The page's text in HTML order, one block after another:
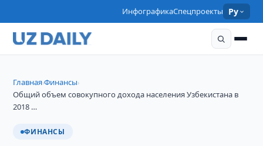
ИнфографикаСпецпроекты Ру
Главная›Финансы›
Общий объем совокупного дохода населения Узбекистана в
2018 …
ФИНАНСЫ